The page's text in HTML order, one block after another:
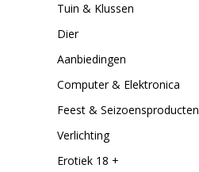
Tuin & Klussen
Dier
Aanbiedingen
Computer & Elektronica
Feest & Seizoensproducten
Verlichting
Erotiek 18 +